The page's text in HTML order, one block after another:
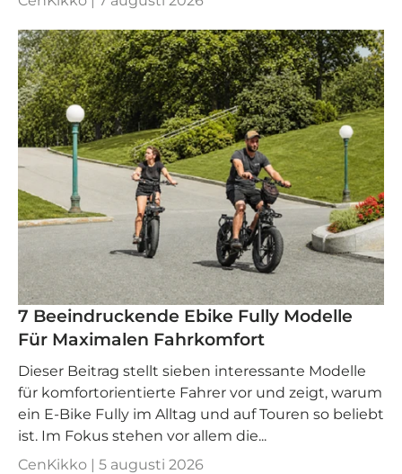
7 Beeindruckende Ebike Fully Modelle
Für Maximalen Fahrkomfort
Dieser Beitrag stellt sieben interessante Modelle
für komfortorientierte Fahrer vor und zeigt, warum
ein E-Bike Fully im Alltag und auf Touren so beliebt
ist. Im Fokus stehen vor allem die...
CenKikko | 5 augusti 2026